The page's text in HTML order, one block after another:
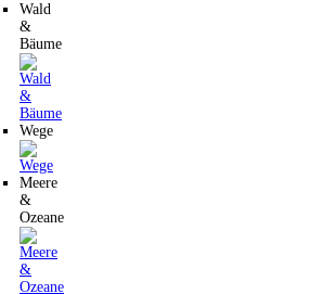
Wald
&
Bäume
Wege
Meere
&
Ozeane